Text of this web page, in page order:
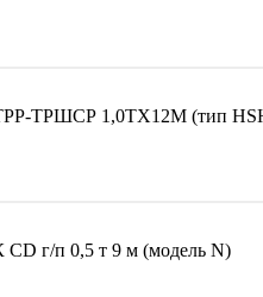
ТРШСР 1,0ТХ12М (тип
CD г/п 0,5 т 9 м (модель N)